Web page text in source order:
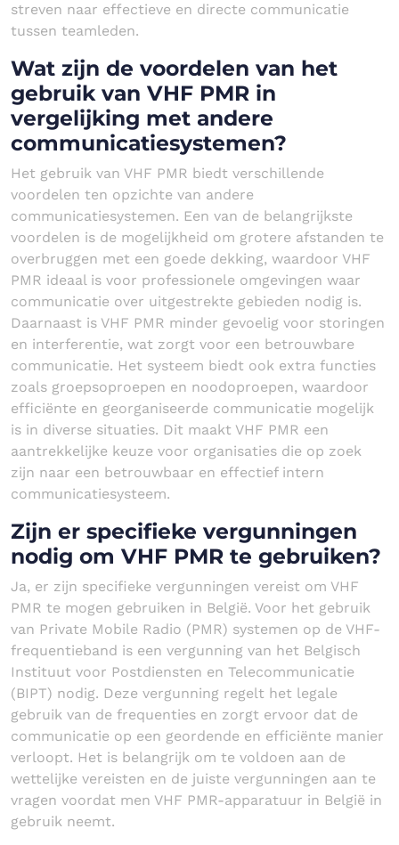
streven naar effectieve en directe communicatie
tussen teamleden.
Wat zijn de voordelen van het
gebruik van VHF PMR in
vergelijking met andere
communicatiesystemen?
Het gebruik van VHF PMR biedt verschillende
voordelen ten opzichte van andere
communicatiesystemen. Een van de belangrijkste
voordelen is de mogelijkheid om grotere afstanden te
overbruggen met een goede dekking, waardoor VHF
PMR ideaal is voor professionele omgevingen waar
communicatie over uitgestrekte gebieden nodig is.
Daarnaast is VHF PMR minder gevoelig voor storingen
en interferentie, wat zorgt voor een betrouwbare
communicatie. Het systeem biedt ook extra functies
zoals groepsoproepen en noodoproepen, waardoor
efficiënte en georganiseerde communicatie mogelijk
is in diverse situaties. Dit maakt VHF PMR een
aantrekkelijke keuze voor organisaties die op zoek
zijn naar een betrouwbaar en effectief intern
communicatiesysteem.
Zijn er specifieke vergunningen
nodig om VHF PMR te gebruiken?
Ja, er zijn specifieke vergunningen vereist om VHF
PMR te mogen gebruiken in België. Voor het gebruik
van Private Mobile Radio (PMR) systemen op de VHF-
frequentieband is een vergunning van het Belgisch
Instituut voor Postdiensten en Telecommunicatie
(BIPT) nodig. Deze vergunning regelt het legale
gebruik van de frequenties en zorgt ervoor dat de
communicatie op een geordende en efficiënte manier
verloopt. Het is belangrijk om te voldoen aan de
wettelijke vereisten en de juiste vergunningen aan te
vragen voordat men VHF PMR-apparatuur in België in
gebruik neemt.